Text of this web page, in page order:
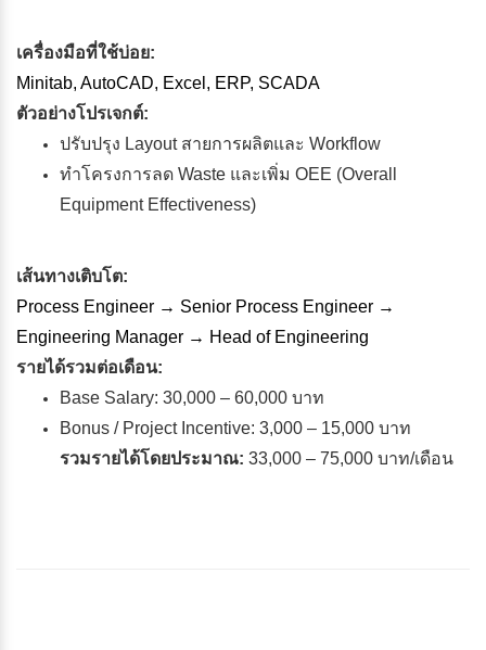
เครื่องมือที่ใช้บ่อย:
Minitab, AutoCAD, Excel, ERP, SCADA
ตัวอย่างโปรเจกต์:
ปรับปรุง Layout สายการผลิตและ Workflow
ทำโครงการลด Waste และเพิ่ม OEE (Overall
Equipment Effectiveness)
เส้นทางเติบโต:
Process Engineer → Senior Process Engineer →
Engineering Manager → Head of Engineering
รายได้รวมต่อเดือน:
Base Salary: 30,000 – 60,000 บาท
Bonus / Project Incentive: 3,000 – 15,000 บาท
รวมรายได้โดยประมาณ: 33,000 – 75,000 บาท/เดือน